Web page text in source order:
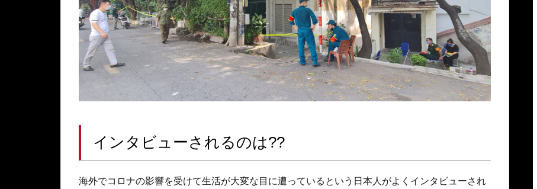
インタビューされるのは??
海外でコロナの影響を受けて生活が大変な目に遭っているという日本人がよくインタビューされ